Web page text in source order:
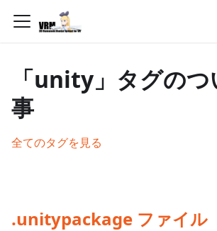
「unity」タグの
事
全てのタグを見る
.unitypackage ファイル